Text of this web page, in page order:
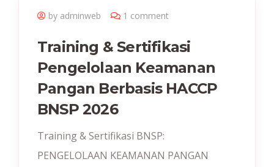
by adminweb 1 comment
Training & Sertifikasi
Pengelolaan Keamanan
Pangan Berbasis HACCP
BNSP 2026
Training & Sertifikasi BNSP:
PENGELOLAAN KEAMANAN PANGAN